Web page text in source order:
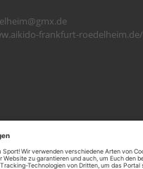
frankfurt-roedelheim.de/